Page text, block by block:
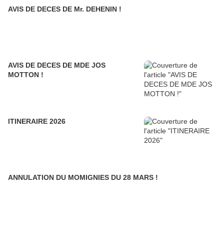
AVIS DE DECES DE Mr. DEHENIN !
AVIS DE DECES DE MDE JOS
MOTTON !
ITINERAIRE 2026
ANNULATION DU MOMIGNIES DU 28 MARS !